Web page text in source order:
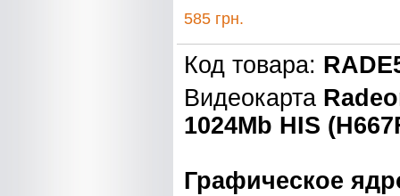
585 грн.
Код товара:
Видеокарта
1024Mb HIS
Графическое